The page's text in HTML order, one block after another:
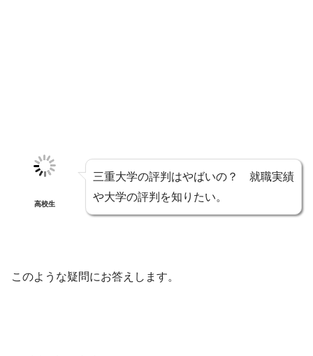
高校生
三重大学の評判はやばいの？ 就職実績
や大学の評判を知りたい。
このような疑問にお答えします。